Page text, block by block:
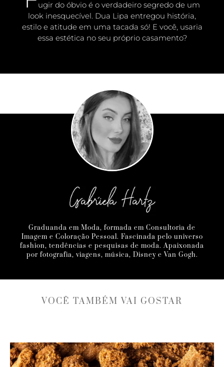
ugir do óbvio é o verdadeiro segredo de um
look inesquecível. Dua Lipa entregou história,
estilo e atitude em uma tacada só! E você, usaria
essa estética no seu próprio casamento?
Graduanda em Moda, formada em Consultoria de
Imagem e Coloração Pessoal. Fascinada pelo universo
fashion, tendências e pesquisas de moda. Apaixonada
por fotografia, viagens, música, Disney e Van Gogh.
VOCÊ TAMBÉM VAI GOSTAR